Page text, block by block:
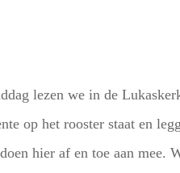
lezen we in de
op het rooster staat en
hier af en toe aan mee.